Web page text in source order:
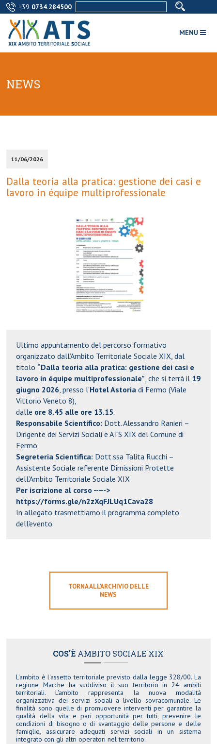
+39 0734.284500
MENU
NEWS
11/06/2026
Dalla teoria alla pratica: gestione dei casi e
lavoro in équipe multiprofessionale
Ultimo appuntamento del percorso formativo
organizzato dall’Ambito Territoriale Sociale XIX, dal
titolo “Dalla teoria alla pratica: gestione dei casi e
lavoro in équipe multiprofessionale” , che si terrà il 19
giugno 2026 , presso l’Hotel Astoria di Fermo (Viale
Vittorio Veneto 8),
dalle ore 8.45 alle ore 13.15.
Responsabile Scientifico: Dott. Alessandro Ranieri –
Dirigente dei Servizi Sociali e ATS XIX del Comune di
Fermo
Segreteria Scientifica: Dott.ssa Talita Rucchi –
Assistente Sociale referente Dimissioni Protette
dell’Ambito Territoriale Sociale XIX
Per iscrizione al corso ----->
https://forms.gle/n2zXqFJLUq1Cava28
In allegato trasmettiamo il programma completo
dell’evento.
TORNA ALL'ARCHIVIO DELLE
NEWS
COS'È AMBITO SOCIALE XIX
L'ambito è l'assetto territoriale previsto dalla legge 328/00. La
regione Marche ha suddiviso il suo territorio in 24 ambiti
territoriali. L'ambito rappresenta la nuova modalità
organizzativa dei servizi sociali a livello sovracomunale. Le
finalità sono quelle di promuovere interventi per garantire la
qualità della vita e pari opportunità per tutti, prevenire le
condizioni di bisogno o di svantaggio delle persone e delle
famiglie, assicurare adeguati servizi sociali in un sistema
integrato con gli altri operatori nel territorio.